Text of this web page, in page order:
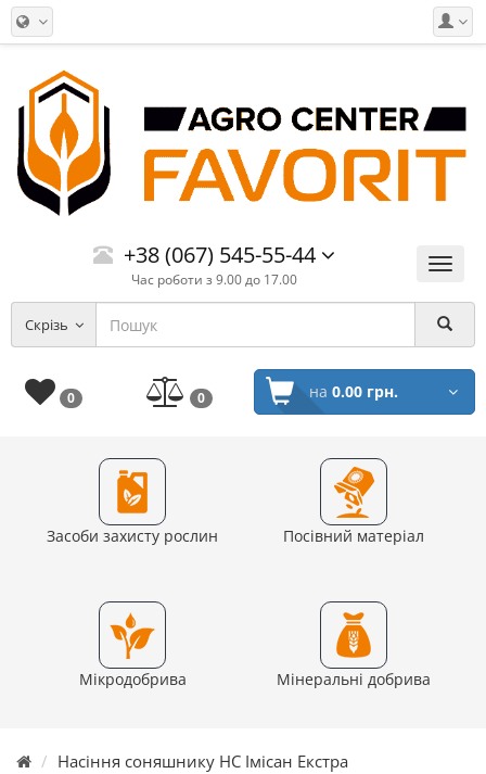
Меню
+38 (067) 545-55-44
Час роботи з 9.00 до 17.00
Скрізь
0 0 на 0.00 грн.
Засоби захисту рослин Посівний матеріал
Мікродобрива Мінеральні добрива
Насіння соняшнику НС Імісан Екстра